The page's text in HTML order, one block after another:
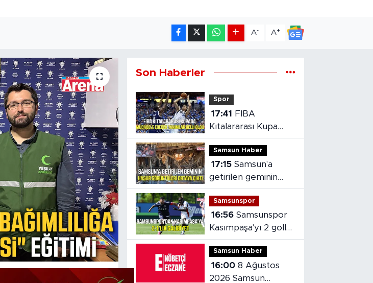
A- A+
Son Haberler
Spor
17:41
Kıtalararası Kupa
2026’da mücadele
edecek takımlar
belli oldu
Samsun Haber
17:15 Samsun'a
getirilen geminin
hasarı ortaya çıktı
Samsunspor
16:56 Samsunspor
Kasımpaşa'yı 2 golle
mağlup etti
Samsun Haber
16:00 8 Ağustos
2026 Samsun